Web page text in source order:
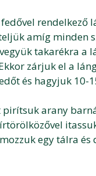
rendelkező
amíg minden
takarékra a
zárjuk el a
és hagyjuk 10-
arany
egy tálra